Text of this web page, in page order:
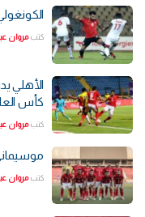
كتب مروان
الأهلي
كأس
كتب مروان
كتب مروان